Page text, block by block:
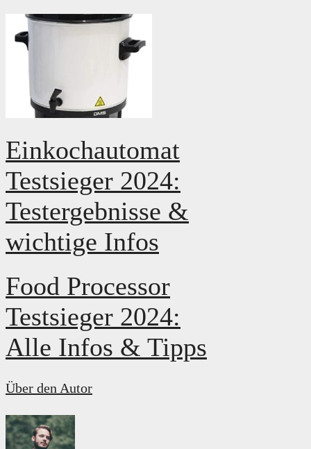
Einkochautomat
Testsieger 2024:
Testergebnisse &
wichtige Infos
Food Processor
Testsieger 2024:
Alle Infos & Tipps
Über den Autor